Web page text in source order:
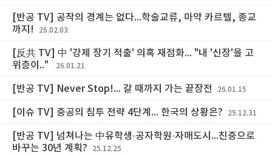
[반공 TV] 공작의 경계는 없다...학술교류, 마약 카르텔, 종교
까지!
26.02.03
[反共 TV] 中 '강제 장기 적출' 의혹 재점화... "내 '신장'을 고
위층이.."
26.01.21
[반공 TV] Never Stop!... 갈 때까지 가는 끝장전 26.01.15
[이슈 TV] 중공의 침투 전략 4단계... 한국의 상황은? 25.12.31
[반공 TV] 넘쳐나는 中유학생·공자학원·자매도시...친중으로
바꾸는 30년 계획?
25.12.25